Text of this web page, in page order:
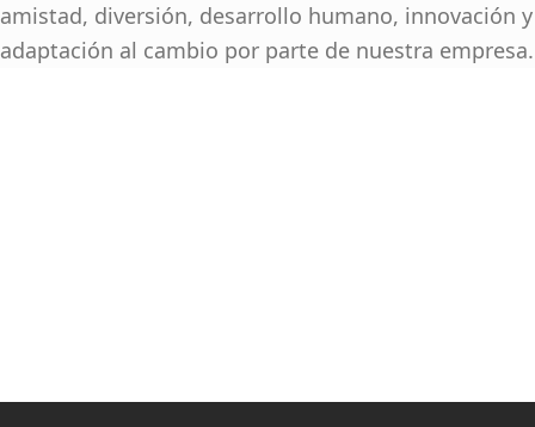
amistad, diversión, desarrollo humano, innovación y
adaptación al cambio por parte de nuestra empresa.